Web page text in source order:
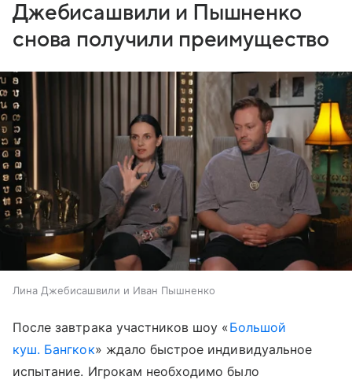
Джебисашвили и Пышненко
снова получили преимущество
Лина Джебисашвили и Иван Пышненко
После завтрака участников шоу «Большой
куш. Бангкок» ждало быстрое индивидуальное
испытание. Игрокам необходимо было